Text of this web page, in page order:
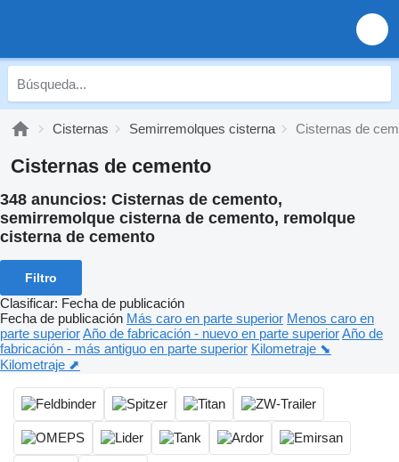
Cisternas Semirremolques cisterna Cisternas de
Cisternas de cemento
348 anuncios: Cisternas de cemento,
semirremolque cisterna de cemento, remolque
cisterna de cemento
Filtro
Clasificar: Fecha de publicación
Fecha de publicación Más caro en parte superior Menos caro en
parte superiorAño de fabricación - nuevo en parte superiorAño de
fabricación - más antiguo en parte superior Kilometraje ⬊
Kilometraje ⬈